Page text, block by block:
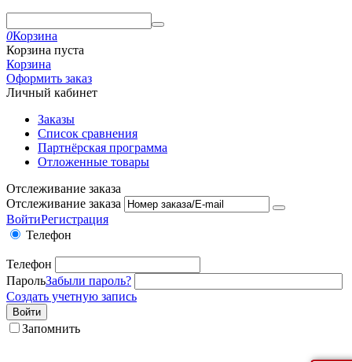
0Корзина
Корзина пуста
Корзина
Оформить заказ
Личный кабинет
Заказы
Список сравнения
Партнёрская программа
Отложенные товары
Отслеживание заказа
Отслеживание заказа
ВойтиРегистрация
Телефон
Телефон
ПарольЗабыли пароль?
Создать учетную запись
Войти
Запомнить